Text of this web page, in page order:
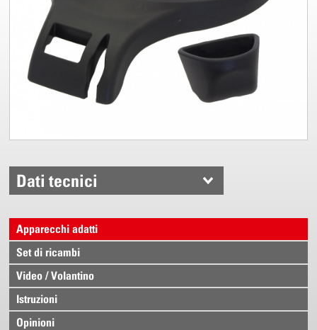
Dati tecnici
Apparecchi adatti
Set di ricambi
Video / Volantino
Istruzioni
Opinioni